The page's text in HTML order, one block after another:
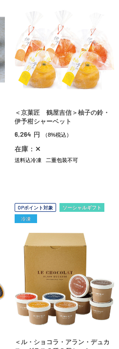
＜京菓匠 鶴屋吉信＞柚子の鈴・
伊予柑シャーベット
6,264 円 （8%税込）
在庫：✕
送料込冷凍 二重包装不可
OPポイント対象
ソーシャルギフト
冷凍
＜ル・ショコラ・アラン・デュカ